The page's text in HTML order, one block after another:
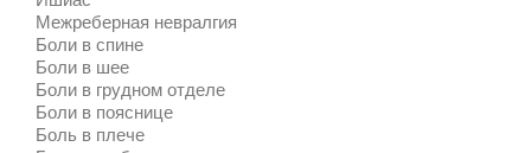
Межреберная невралгия
Боли в спине
Боли в шее
Боли в грудном отделе
Боли в пояснице
Боль в плече